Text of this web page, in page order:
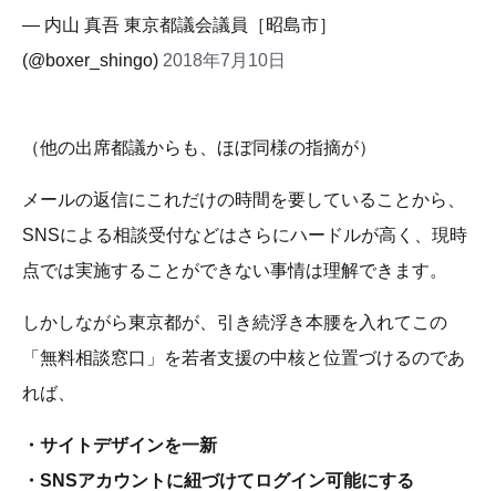
— 内山 真吾 東京都議会議員［昭島市］
(@boxer_shingo) 2018年7月10日
（他の出席都議からも、ほぼ同様の指摘が）
メールの返信にこれだけの時間を要していることから、
SNSによる相談受付などはさらにハードルが高く、現時
点では実施することができない事情は理解できます。
しかしながら東京都が、引き続浮き本腰を入れてこの
「無料相談窓口」を若者支援の中核と位置づけるのであ
れば、
・サイトデザインを一新
・SNSアカウントに紐づけてログイン可能にする